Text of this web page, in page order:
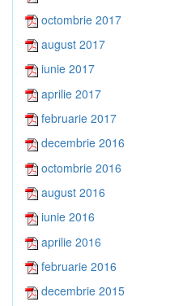
octombrie 2017
august 2017
iunie 2017
aprilie 2017
februarie 2017
decembrie 2016
octombrie 2016
august 2016
iunie 2016
aprilie 2016
februarie 2016
decembrie 2015